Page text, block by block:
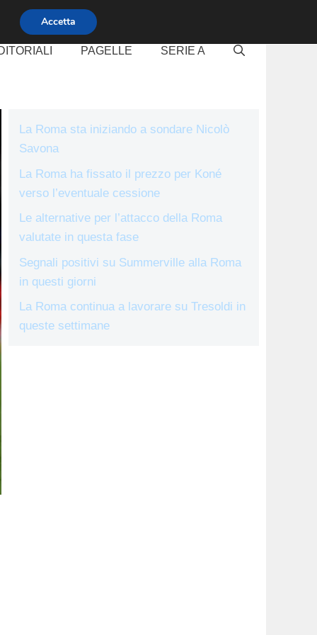
PAGELLE SERIE A
La Roma sta iniziando a sondare Nicolò
Savona
La Roma ha fissato il prezzo per Koné
verso l’eventuale cessione
Le alternative per l’attacco della Roma
valutate in questa fase
Segnali positivi su Summerville alla Roma
in questi giorni
La Roma continua a lavorare su Tresoldi in
queste settimane
Accetta